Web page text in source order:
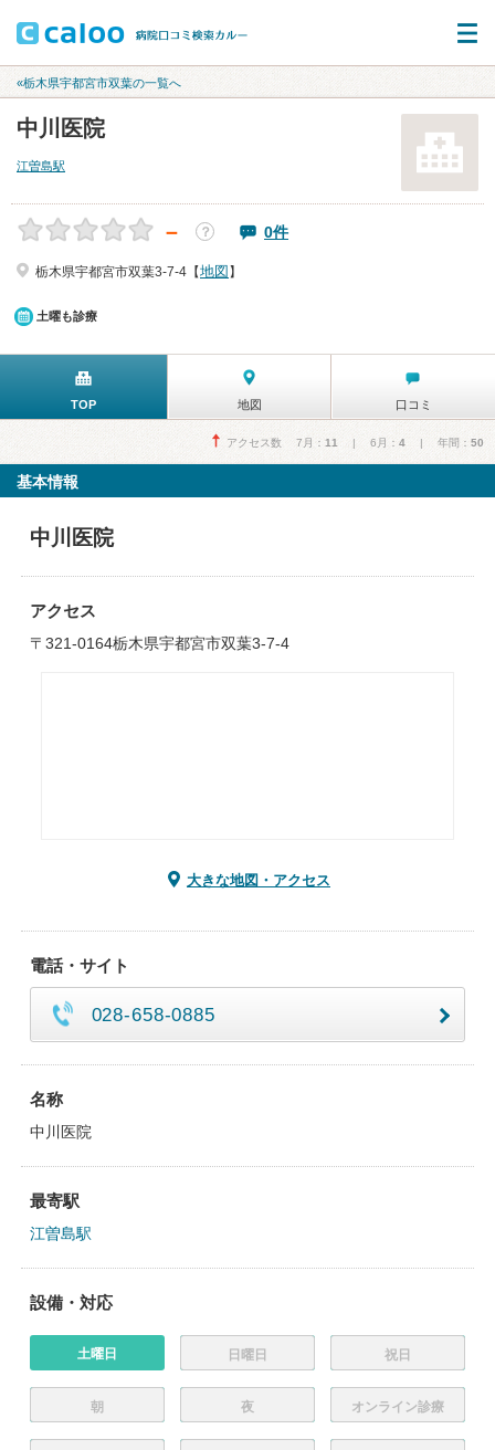
«栃木県宇都宮市双葉の一覧へ
中川医院
江曽島駅
－ ？ 0件
栃木県宇都宮市双葉3-7-4【地図 】
土曜も診療
TOP 地図 口コミ
アクセス数 7月： 11 | 6月： 4 | 年間： 50
基本情報
中川医院
アクセス
〒321-0164栃木県宇都宮市双葉3-7-4
大きな地図・アクセス
電話・サイト
028-658-0885
名称
中川医院
最寄駅
江曽島駅
設備・対応
土曜日 日曜日 祝日
朝 夜 オンライン診療